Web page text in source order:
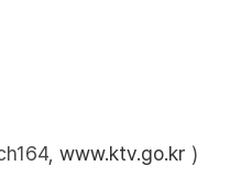
www.ktv.go.kr )